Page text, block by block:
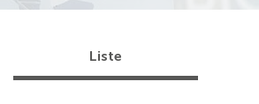
Liste